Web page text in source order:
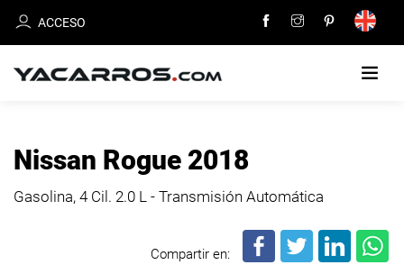
ACCESO
EN
Nissan Rogue 2018
Gasolina, 4 Cil. 2.0 L - Transmisión Automática
Compartir en: